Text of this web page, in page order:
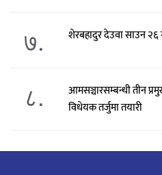
७. शेरबहादुर देउवा साउन
८.
आमसञ्चारसम्बन्धी तीन
विधेयक तर्जुमा तयारी